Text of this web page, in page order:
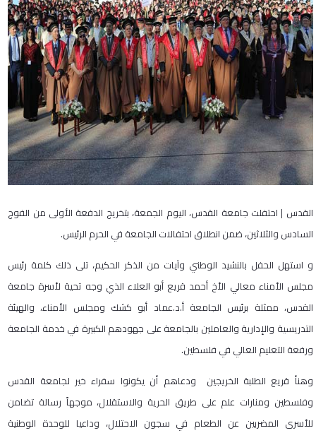
القدس | احتفلت جامعة القدس، اليوم الجمعة، بتخريج الدفعة الأولى من الفوج
السادس والثلاثين، ضمن انطلاق احتفالات الجامعة في الحرم الرئيس.
و استهل الحفل بالنشيد الوطني وآيات من الذكر الحكيم، تلى ذلك كلمة رئيس
مجلس الأمناء معالي الأخ أحمد قريع أبو العلاء الذي وجه تحية لأسرة جامعة
القدس، ممثلة برئيس الجامعة أ.د.عماد أبو كشك ومجلس الأمناء، والهيئة
التدريسية والإدارية والعاملين بالجامعة على جهودهم الكبيرة في خدمة الجامعة
ورفعة التعليم العالي في فلسطين.
وهنأ قريع الطلبة الخريجين ودعاهم أن يكونوا سفراء خير لجامعة القدس
وفلسطين ومنارات علم على طريق الحرية والاستقلال، موجهاً رسالة تضامن
للأسرى المضربين عن الطعام في سجون الاحتلال، وداعيا للوحدة الوطنية